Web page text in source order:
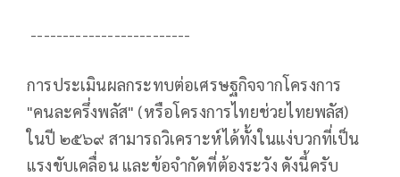
-------------------------
การประเมินผลกระทบต่อเศรษฐกิจจากโครงการ
"คนละครึ่งพลัส" (หรือโครงการไทยช่วยไทยพลัส)
ในปี ๒๕๖๙ สามารถวิเคราะห์ได้ทั้งในแง่บวกที่เป็น
แรงขับเคลื่อน และข้อจำกัดที่ต้องระวัง ดังนี้ครับ